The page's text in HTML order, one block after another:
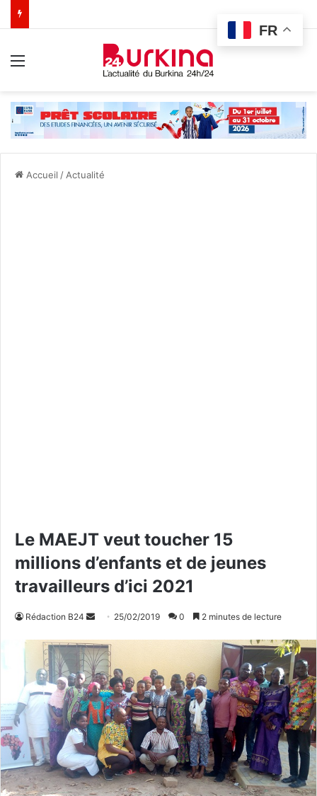
Accueil / Actualité
Le MAEJT veut toucher 15
millions d’enfants et de jeunes
travailleurs d’ici 2021
Rédaction B24
v
o
y
e
r
u
n
c
o
25/02/2019 0 2 minutes de lecture
FR